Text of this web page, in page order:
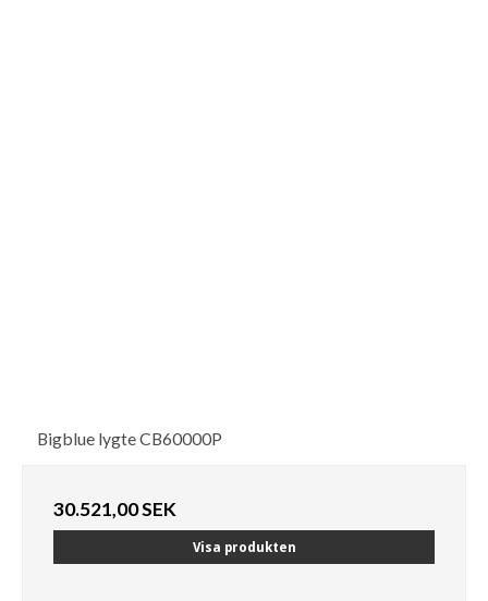
Bigblue lygte CB60000P
30.521,00 SEK
Visa produkten